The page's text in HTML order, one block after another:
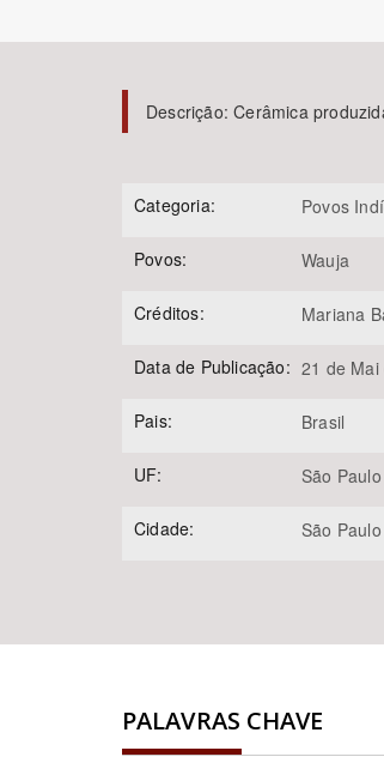
Área de Levantamento
Descrição:Cerâmica
Categoria: Povos
Povos: Wauja
Créditos: Mariana
Data de Publicação: 21 de Mai
Pais: Brasil
UF: São Paulo
Cidade: São Paulo
PALAVRAS CHAVE